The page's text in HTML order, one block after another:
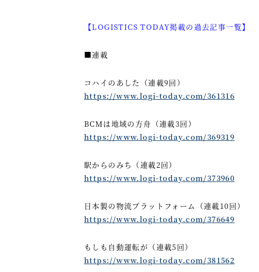
【LOGISTICS TODAY掲載の過去記事一覧】
■連載
コハイのあした（連載9回）
https://www.logi-today.com/361316
BCMは地域の方舟（連載3回）
https://www.logi-today.com/369319
駅からのみち（連載2回）
https://www.logi-today.com/373960
日本製の物流プラットフォーム（連載10回）
https://www.logi-today.com/376649
もしも自動運転が（連載5回）
https://www.logi-today.com/381562